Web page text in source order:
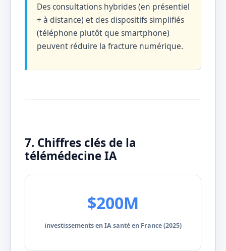
Des consultations hybrides (en présentiel
+ à distance) et des dispositifs simplifiés
(téléphone plutôt que smartphone)
peuvent réduire la fracture numérique.
7. Chiffres clés de la
télémédecine IA
$200M
investissements en IA santé en France (2025)